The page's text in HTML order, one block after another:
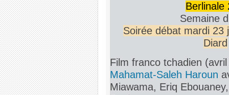
Berlinale
Semaine
Soirée débat mardi 23
Diard
Film franco tchadien
Mahamat-Saleh Haroun
Miawama, Eriq